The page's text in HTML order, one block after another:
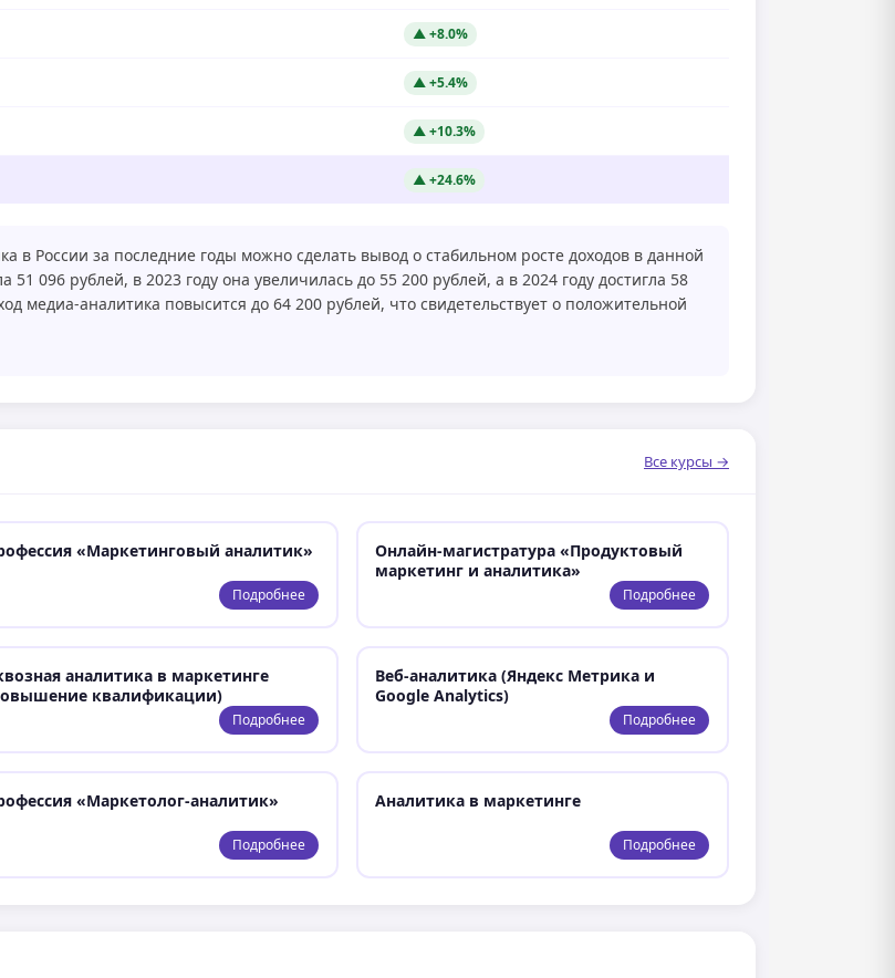
▲ +8.0%
▲ +5.4%
▲ +10.3%
▲ +24.6%
в России за последние годы можно сделать вывод о стабильном росте доходов в данной
51 096 рублей, в 2023 году она увеличилась до 55 200 рублей, а в 2024 году достигла 58
медиа-аналитика повысится до 64 200 рублей, что свидетельствует о положительной
Все курсы →
«Маркетинговый аналитик»
Подробнее
Онлайн-магистратура «Продуктовый
маркетинг и аналитика»
Подробнее
аналитика в маркетинге
квалификации)
Подробнее
Веб-аналитика (Яндекс Метрика и
Google Analytics)
Подробнее
«Маркетолог-аналитик»
Подробнее
Аналитика в маркетинге
Подробнее